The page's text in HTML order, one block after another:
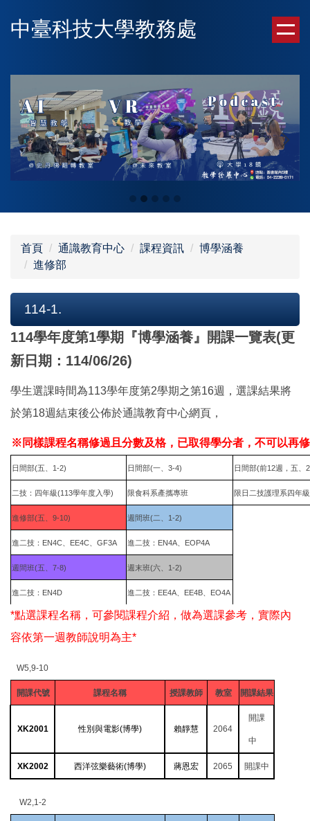
到
內
中臺科技大學教務處
首頁 通識教育中心 課程資訊
博學涵養
進修部
114-1.
114學年度第1學期『博學涵養』開課一覽表(更
新日期：114/06/26)
學生選課時間為113學年度第2學期之第16週，選課結果將
於第18週結束後公佈於通識教育中心網頁，
※同樣課程名稱修過且分數及格，已取得學分者，不可以再
日間部(五、1-2) 日間部(一、3-4) 日間部(前12週，五、
二技：四年級(113學年度入學) 限食科系產攜專班 限日二技護理系四年級
進修部(五、9-10) 週間班(二、1-2)
進二技：EN4C、EE4C、GF3A 進二技：EN4A、EOP4A
週間班(五、7-8) 週末班(六、1-2)
進二技：EN4D 進二技：EE4A、EE4B、EO4A
*點選課程名稱，可參閱課程介紹，做為選課參考，實際內
容依第一週教師說明為主*
W5,9-10
開課代號 課程名稱 授課教師 教室 開課結果
XK2001 性別與電影(博學) 賴靜慧 2064
開課
中
XK2002 西洋弦樂藝術(博學) 蔣恩宏 2065 開課中
W2,1-2